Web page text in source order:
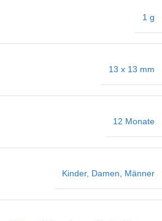
1 g
13 x 13 mm
12 Monate
Kinder, Damen, Männer